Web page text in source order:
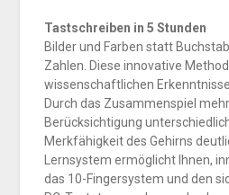
Tastschreiben in 5 Stunden
Bilder und Farben statt
Zahlen. Diese innovative
wissenschaftlichen
Durch das Zusammenspiel
Berücksichtigung
Merkfähigkeit des Gehirns
Lernsystem ermöglicht Ihnen,
das 10-Fingersystem und den